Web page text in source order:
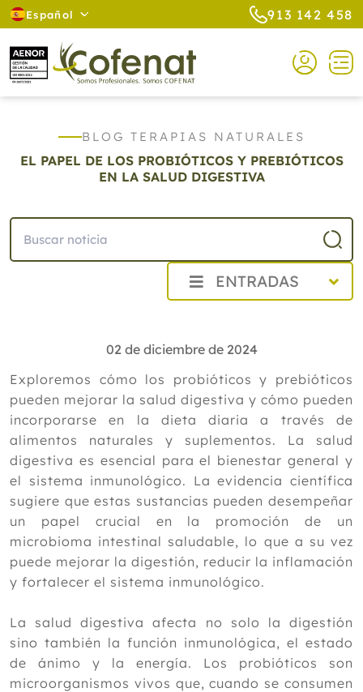
Español 913 142 458
BLOG TERAPIAS NATURALES
EL PAPEL DE LOS PROBIÓTICOS Y PREBIÓTICOS
EN LA SALUD DIGESTIVA
ENTRADAS
2025
2024
Diciembre
Noviembre
Octubre
Septiembre
Agosto
Julio
Junio
Mayo
Abril
Marzo
Enero
2023
2022
02 de diciembre de 2024
Exploremos cómo los probióticos y prebióticos
pueden mejorar la salud digestiva y cómo pueden
incorporarse en la dieta diaria a través de
alimentos naturales y suplementos. La salud
digestiva es esencial para el bienestar general y
el sistema inmunológico. La evidencia científica
sugiere que estas sustancias pueden desempeñar
un papel crucial en la promoción de un
microbioma intestinal saludable, lo que a su vez
puede mejorar la digestión, reducir la inflamación
y fortalecer el sistema inmunológico.
La salud digestiva afecta no solo la digestión
sino también la función inmunológica, el estado
de ánimo y la energía. Los probióticos son
microorganismos vivos que, cuando se consumen